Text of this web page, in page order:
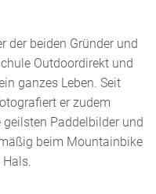
der beiden Gründer und
Outdoordirekt und
ganzes Leben. Seit
er zudem
Paddelbilder und
beim Mountainbike